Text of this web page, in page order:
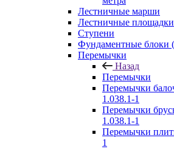
Лестничные марши
Лестничные площадки
Ступени
Фундаментные
Перемычки
Назад
Перемычки
Перемычки
1.038.1-1
Перемычки
1.038.1-1
Перемычки
1